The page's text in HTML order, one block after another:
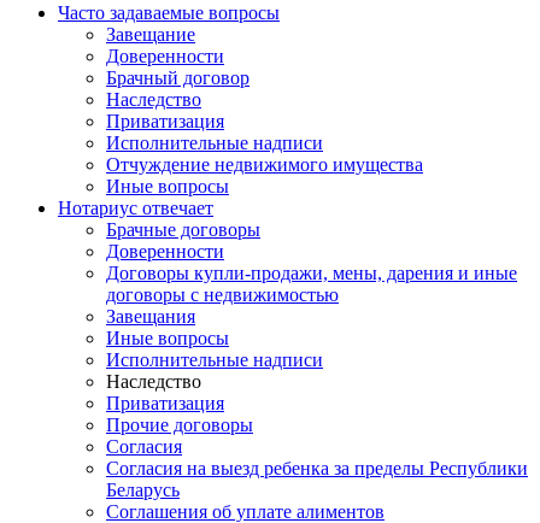
Часто задаваемые вопросы
Завещание
Доверенности
Брачный договор
Наследство
Приватизация
Исполнительные надписи
Отчуждение недвижимого имущества
Иные вопросы
Нотариус отвечает
Брачные договоры
Доверенности
Договоры купли-продажи, мены, дарения и иные
договоры с недвижимостью
Завещания
Иные вопросы
Исполнительные надписи
Наследство
Приватизация
Прочие договоры
Согласия
Согласия на выезд ребенка за пределы Республики
Беларусь
Соглашения об уплате алиментов